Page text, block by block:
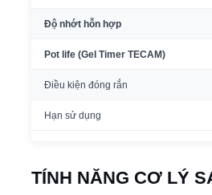
Độ nhớt hỗn hợp
Pot life (Gel Timer TECAM)
Điều kiện đóng rắn
Hạn sử dụng
TÍNH NĂNG CƠ LÝ